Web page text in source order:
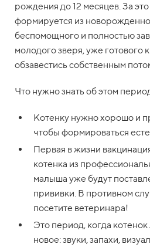
рождения до 12 месяцев. За
формируется из
беспомощного и полностью
молодого зверя, уже готового
обзавестись собственным
Что нужно знать об этом
Котенку нужно хорошо и
чтобы формироваться
Первая в жизни
котенка из
малыша уже будут
прививки. В противном
посетите ветеринара!
Это период, когда котенок
новое: звуки, запахи,